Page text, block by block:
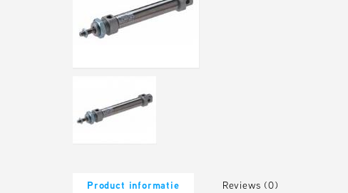
Product informatie Reviews (0)